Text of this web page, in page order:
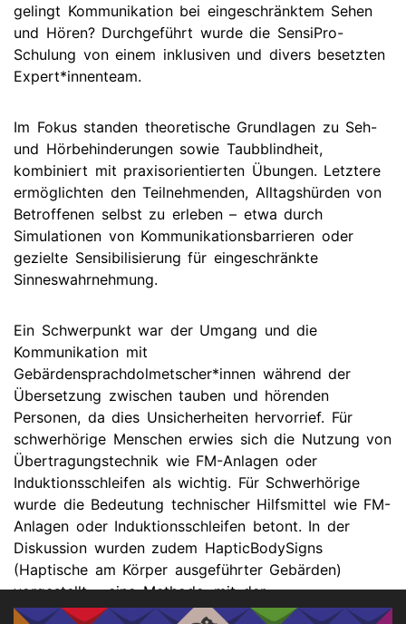
gelingt Kommunikation bei eingeschränktem Sehen
und Hören? Durchgeführt wurde die SensiPro-
Schulung von einem inklusiven und divers besetzten
Expert*innenteam.
Im Fokus standen theoretische Grundlagen zu Seh-
und Hörbehinderungen sowie Taubblindheit,
kombiniert mit praxisorientierten Übungen. Letztere
ermöglichten den Teilnehmenden, Alltagshürden von
Betroffenen selbst zu erleben – etwa durch
Simulationen von Kommunikationsbarrieren oder
gezielte Sensibilisierung für eingeschränkte
Sinneswahrnehmung.
Ein Schwerpunkt war der Umgang und die
Kommunikation mit
Gebärdensprachdolmetscher*innen während der
Übersetzung zwischen tauben und hörenden
Personen, da dies Unsicherheiten hervorrief. Für
schwerhörige Menschen erwies sich die Nutzung von
Übertragungstechnik wie FM-Anlagen oder
Induktionsschleifen als wichtig. Für Schwerhörige
wurde die Bedeutung technischer Hilfsmittel wie FM-
Anlagen oder Induktionsschleifen betont. In der
Diskussion wurden zudem HapticBodySigns
(Haptische am Körper ausgeführter Gebärden)
vorgestellt – eine Methode, mit der
Taubblindenassistent*innen beispielsweise